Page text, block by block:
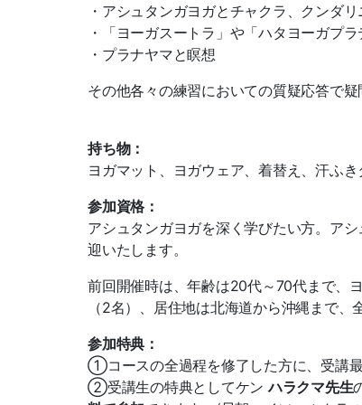
・アシュタンガヨガとチャクラ、クンダ
・「ヨーガスートラ」や「ハタヨーガプ
・プラナヤマと瞑想
その他各々の練習においての質疑応答で疑
持ち物：
ヨガマット、ヨガウェア、着替え、汗ふ
参加資格：
アシュタンガヨガを深く学びたい方。 ア
迎いたします。
前回開催時は、年齢は20代～70代まで、
（2名）、居住地は北海道から沖縄まで
参加特典：
①コースの全過程を修了した方に、受講
②受講生の特典としてケンハラクマ先生